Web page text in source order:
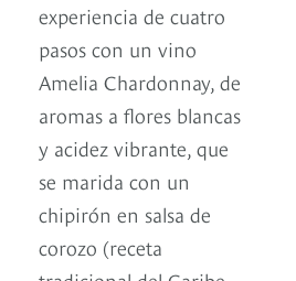
experiencia de cuatro
pasos con un vino
Amelia Chardonnay, de
aromas a flores blancas
y acidez vibrante, que
se marida con un
chipirón en salsa de
corozo (receta